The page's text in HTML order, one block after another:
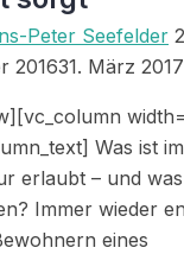
Peter Seefelder
201631. März 2017
Was ist im
erlaubt – und was
Immer wieder
eines